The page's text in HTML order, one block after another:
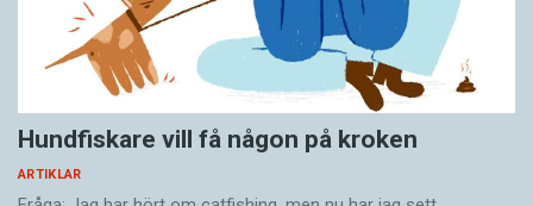
Hundfiskare vill få någon på kroken
ARTIKLAR